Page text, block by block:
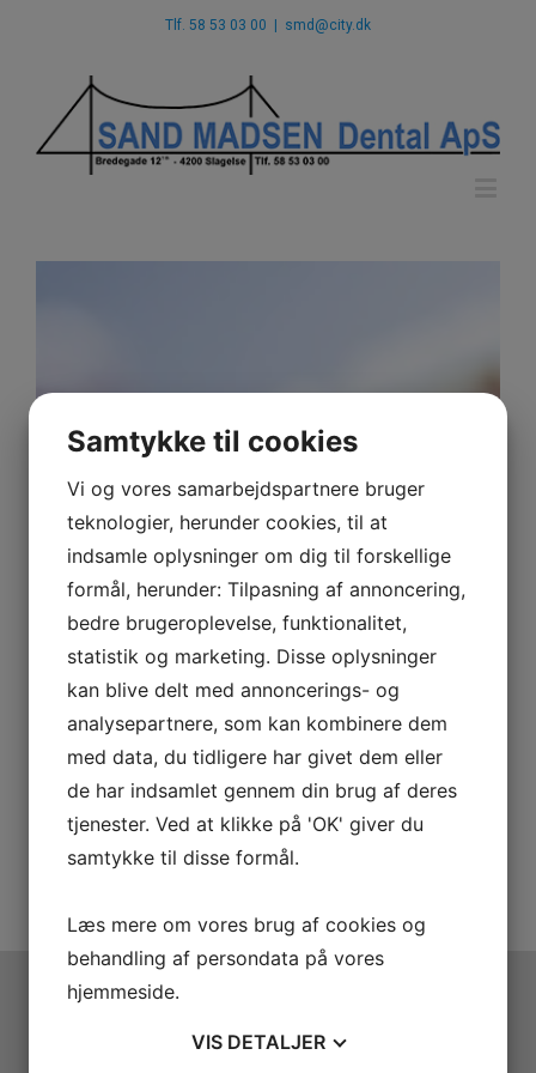
Tlf. 58 53 03 00 smd@city.dk
Sirona Cerec Inlab
Samtykke til cookies
Vi og vores samarbejdspartnere bruger
teknologier, herunder cookies, til at
indsamle oplysninger om dig til forskellige
formål, herunder: Tilpasning af annoncering,
bedre brugeroplevelse, funktionalitet,
statistik og marketing. Disse oplysninger
kan blive delt med annoncerings- og
analysepartnere, som kan kombinere dem
med data, du tidligere har givet dem eller
de har indsamlet gennem din brug af deres
tjenester. Ved at klikke på 'OK' giver du
samtykke til disse formål.
Læs mere om vores brug af cookies og
behandling af persondata på vores
hjemmeside.
VIS DETALJER